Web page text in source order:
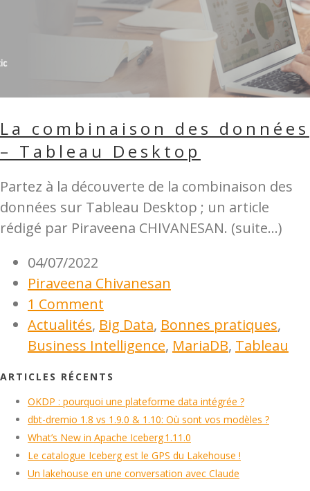
La combinaison des données
– Tableau Desktop
Partez à la découverte de la combinaison des
données sur Tableau Desktop ; un article
rédigé par Piraveena CHIVANESAN. (suite…)
04/07/2022
Piraveena Chivanesan
1 Comment
Actualités, Big Data, Bonnes pratiques,
Business Intelligence, MariaDB, Tableau
ARTICLES RÉCENTS
OKDP : pourquoi une plateforme data intégrée ?
dbt-dremio 1.8 vs 1.9.0 & 1.10: Où sont vos modèles ?
What’s New in Apache Iceberg 1.11.0
Le catalogue Iceberg est le GPS du Lakehouse !
Un lakehouse en une conversation avec Claude